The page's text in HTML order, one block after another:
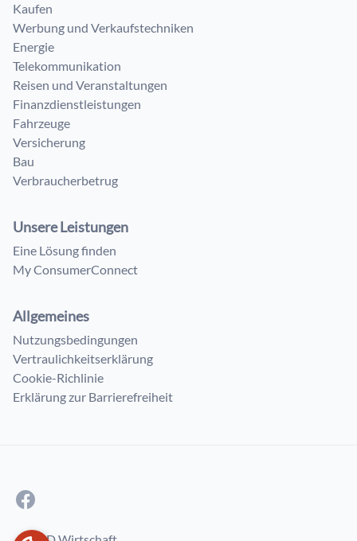
Kaufen
Werbung und Verkaufstechniken
Energie
Telekommunikation
Reisen und Veranstaltungen
Finanzdienstleistungen
Fahrzeuge
Versicherung
Bau
Verbraucherbetrug
Unsere Leistungen
Eine Lösung finden
My ConsumerConnect
Allgemeines
Nutzungsbedingungen
Vertraulichkeitserklärung
Cookie-Richlinie
Erklärung zur Barrierefreiheit